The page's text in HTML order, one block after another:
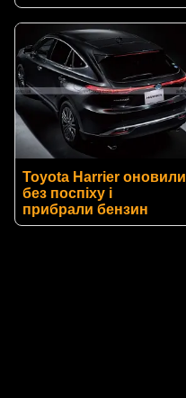
Toyota Harrier оновили
без поспіху і
прибрали бензин